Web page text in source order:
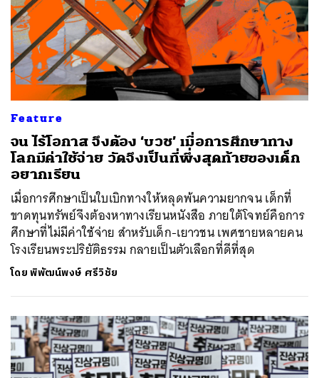
Feature
จน ไร้โอกาส จึงต้อง ‘บวช’ เมื่อการศึกษาทาง
โลกมีค่าใช้จ่าย วัดจึงเป็นที่พึ่งสุดท้ายของเด็ก
อยากเรียน
เมื่อการศึกษาเป็นใบเบิกทางให้หลุดพ้นความยากจน เด็กที่
ขาดทุนทรัพย์จึงต้องหาทางเรียนหนังสือ ภายใต้โจทย์คือการ
ศึกษาที่ไม่มีค่าใช้จ่าย สำหรับเด็ก-เยาวชน เพศชายหลายคน
โรงเรียนพระปริยัติธรรม กลายเป็นตัวเลือกที่ดีที่สุด
โดยพิพัฒน์พงษ์ ศรีวิชัย
ค้นหา
SHARE TWEET LINE EMAIL